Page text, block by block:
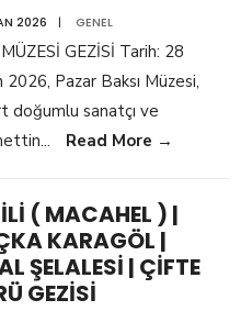
2026 | GENEL
GEZİSİ Tarih: 28
2026, Pazar Baksı Müzesi,
doğumlu sanatçı ve
... Read More →
( MACAHEL ) |
KARAGÖL |
ŞELALESİ | ÇİFTE
GEZİSİ